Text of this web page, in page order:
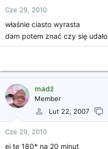
Cze 29, 2010
właśnie ciasto wyrasta
dam potem znać czy się udało
madź
Member
Lut 22, 2007
Cze 29, 2010
ej te 180* na 20 minut